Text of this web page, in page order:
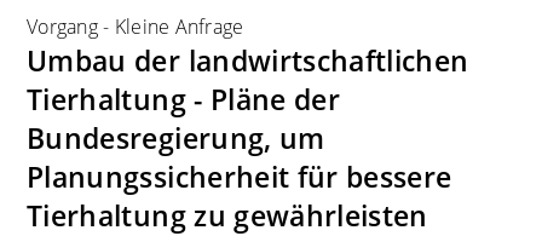
Vorgang- Kleine Anfrage
Umbau der landwirtschaftlichen
Tierhaltung - Pläne der
Bundesregierung, um
Planungssicherheit für bessere
Tierhaltung zu gewährleisten